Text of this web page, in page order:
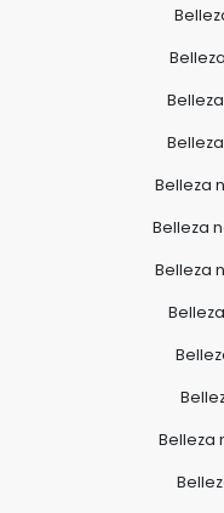
Belleza
Belleza
Belleza
Belleza